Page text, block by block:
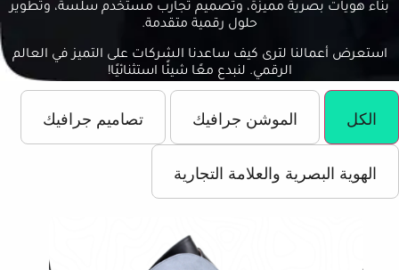
بناء هويات بصرية مميزة، وتصميم تجارب مستخدم سلسة، وتطوير
حلول رقمية متقدمة.
استعرض أعمالنا لترى كيف ساعدنا الشركات على التميز في العالم
الرقمي. لنبدع معًا شيئًا استثنائيًا!
الكل الموشن جرافيك تصاميم جرافيك
الهوية البصرية والعلامة التجارية